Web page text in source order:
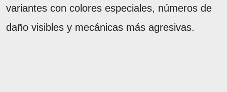
variantes con colores especiales, números de
daño visibles y mecánicas más agresivas.